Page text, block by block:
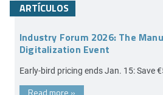
ARTÍCULOS
Industry Forum 2026: The
Digitalization Event
Early-bird pricing ends Jan. 15: Save
Read more »